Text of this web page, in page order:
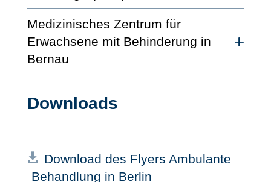
Medizinisches Zentrum für
Erwachsene mit Behinderung in
Bernau
Downloads
Download des Flyers Ambulante
Behandlung in Berlin